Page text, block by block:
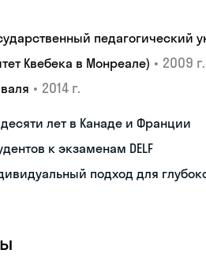
педагогический
Квебека в Монреале) • 2009 г.
• 2014 г.
лет в Канаде и Франции
к экзаменам DELF
подход для